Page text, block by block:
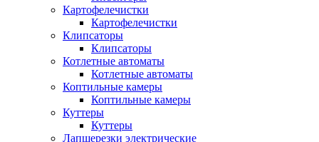
Картофелечистки
Картофелечистки
Клипсаторы
Клипсаторы
Котлетные автоматы
Котлетные автоматы
Коптильные камеры
Коптильные камеры
Куттеры
Куттеры
Лапшерезки электрические